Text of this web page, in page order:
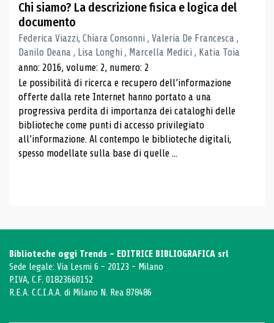
Chi siamo? La descrizione fisica e logica del
documento
Federica Viazzi, Chiara Consonni , Valeria De Francesca ,
Danilo Deana , Lisa Longhi , Marcella Medici , Katia Toia
anno: 2016, volume: 2, numero: 2
Le possibilità di ricerca e recupero dell’informazione
offerte dalla rete Internet hanno portato a una
progressiva perdita di importanza dei cataloghi delle
biblioteche come punti di accesso privilegiato
all’informazione. Al contempo le biblioteche digitali,
spesso modellate sulla base di quelle ...
Biblioteche oggi Trends - EDITRICE BIBLIOGRAFICA srl
Sede legale: Via Lesmi 6 - 20123 - Milano
P.IVA, C.F. 01823660152
R.E.A. C.C.I.A.A. di Milano N. Rea 878486